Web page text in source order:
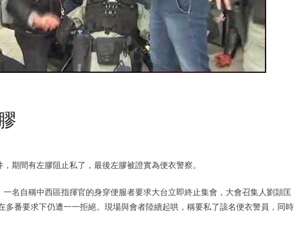
期間有左膠阻止私了，最後左膠被證實為便衣警察。
名自稱中西區指揮官的身穿便服者要求大台立即終止集會，大會召集人劉頴匡
多番要求下仍遭一一拒絕。現場與會者陸續起哄，稱要私了該名便衣警員，同時